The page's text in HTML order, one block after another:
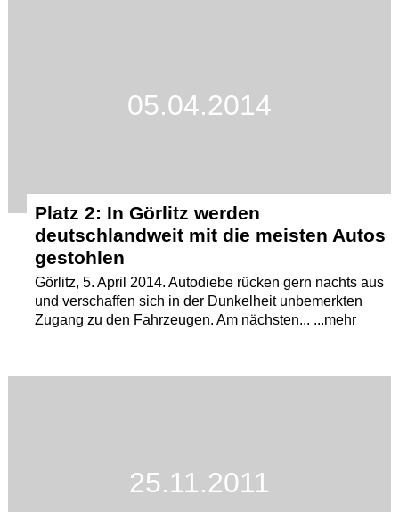
05.04.2014
Platz 2: In Görlitz werden
deutschlandweit mit die meisten Autos
gestohlen
Görlitz, 5. April 2014. Autodiebe rücken gern nachts aus
und verschaffen sich in der Dunkelheit unbemerkten
Zugang zu den Fahrzeugen. Am nächsten... ...mehr
25.11.2011